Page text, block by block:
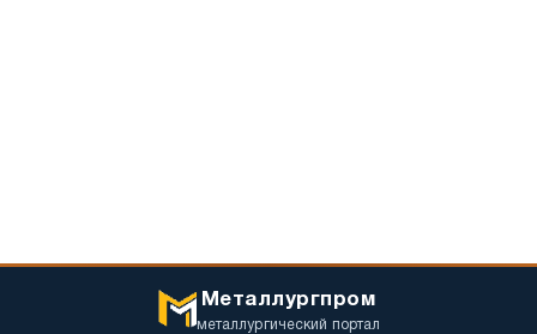
Металлургпром
металлургический портал